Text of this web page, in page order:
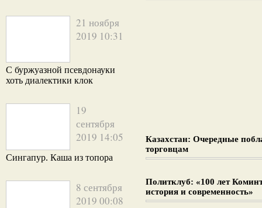
21 ноября
2019 10:31
С буржуазной псевдонауки
хоть диалектики клок
19
сентября
2019 14:05
Сингапур. Каша из топора
8 сентября
2019 00:08
Казахстан: Очередные
торговцам
Политклуб: «100 лет
история и современность»